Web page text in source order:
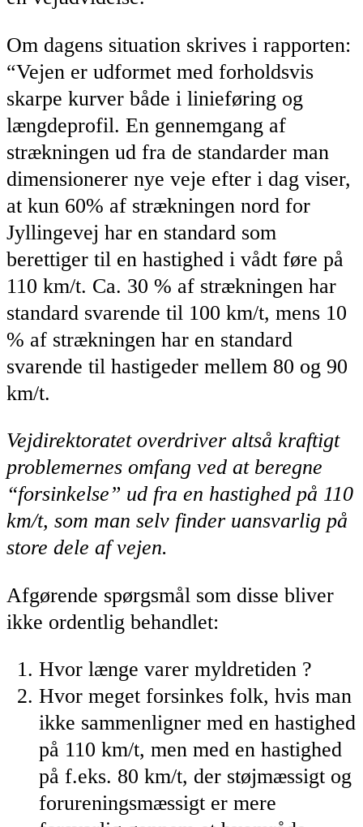
Om dagens situation skrives i rapporten:
“Vejen er udformet med forholdsvis
skarpe kurver både i linieføring og
længdeprofil. En gennemgang af
strækningen ud fra de standarder man
dimensionerer nye veje efter i dag viser,
at kun 60% af strækningen nord for
Jyllingevej har en standard som
berettiger til en hastighed i vådt føre på
110 km/t. Ca. 30 % af strækningen har
standard svarende til 100 km/t, mens 10
% af strækningen har en standard
svarende til hastigeder mellem 80 og 90
km/t.
Vejdirektoratet overdriver altså kraftigt
problemernes omfang ved at beregne
“forsinkelse” ud fra en hastighed på 110
km/t, som man selv finder uansvarlig på
store dele af vejen.
Afgørende spørgsmål som disse bliver
ikke ordentlig behandlet:
Hvor længe varer myldretiden ?
Hvor meget forsinkes folk, hvis man
ikke sammenligner med en hastighed
på 110 km/t, men med en hastighed
på f.eks. 80 km/t, der støjmæssigt og
forureningsmæssigt er mere